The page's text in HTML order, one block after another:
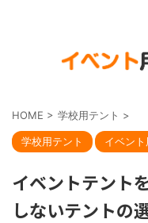
HOME > 学校用テント >
学校用テント イベント
イベントテント
しないテントの